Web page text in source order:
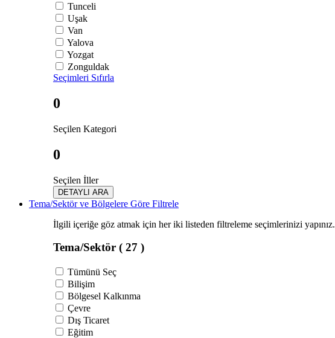
Tunceli
Uşak
Van
Yalova
Yozgat
Zonguldak
Seçimleri Sıfırla
0
Seçilen Kategori
0
Seçilen İller
DETAYLI ARA
Tema/Sektör ve Bölgelere Göre Filtrele
İlgili içeriğe göz atmak için her iki listeden filtreleme seçimlerinizi yapınız.
Tema/Sektör ( 27 )
Tümünü Seç
Bilişim
Bölgesel Kalkınma
Çevre
Dış Ticaret
Eğitim